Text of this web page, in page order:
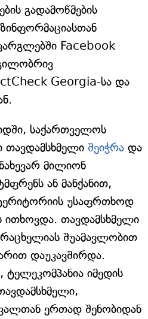
გადამოწმების
Facebook
Georgia-სა და
საქართველოს
თავდამსხმელი შეიჭრა და
მილიონ
ან მანქანით,
უსაფრთხოდ
ითხოვდა. თავდამსხმელი
შუამავლობით
დაუკავშირდა.
იმედის
ერთად შენობიდან